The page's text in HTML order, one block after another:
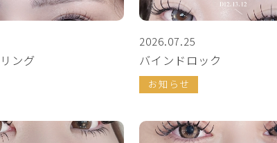
ング
2026.07.25
バインドロック
お知らせ